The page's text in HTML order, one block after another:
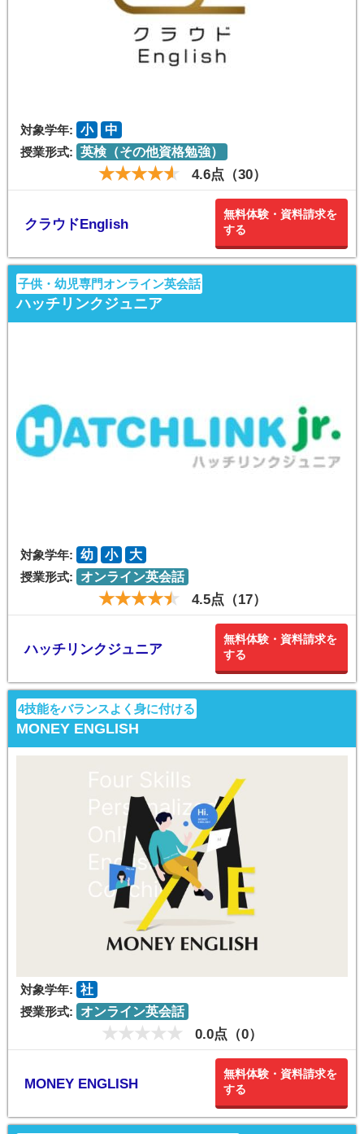
対象学年: 小
中
授業形式: 英検（その他資格勉強）
4.6点（30）
クラウドEnglish
無料体験・資料請求を
する
子供・幼児専門オンライン英会話
ハッチリンクジュニア
対象学年: 幼 小
大
授業形式:
オンライン英会話
4.5点（17）
ハッチリンクジュニア
無料体験・資料請求を
する
4技能をバランスよく身に付ける
MONEY ENGLISH
対象学年: 社
授業形式:
オンライン英会話
0.0点（0）
MONEY ENGLISH
無料体験・資料請求を
する